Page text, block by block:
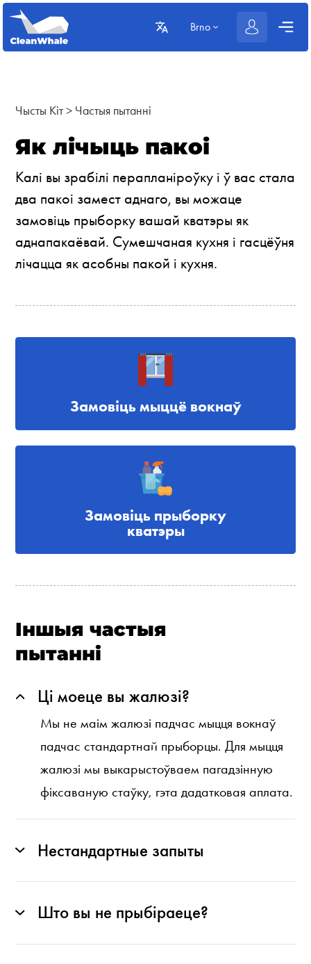
Brno
Чысты Кіт> Частыя пытанні
Як лічыць пакоі
Калі вы зрабілі перапланіроўку і ў вас стала
два пакоі замест аднаго, вы можаце
замовіць прыборку вашай кватэры як
аднапакаёвай. Сумешчаная кухня і гасцёўня
лічацца як асобны пакой і кухня.
Замовіць мыццё вокнаў
Замовіць прыборку
кватэры
Іншыя частыя
пытанні
Ці моеце вы жалюзі?
Мы не маім жалюзі падчас мыцця вокнаў
падчас стандартнай прыборцы. Для мыцця
жалюзі мы выкарыстоўваем пагадзінную
фіксаваную стаўку, гэта дадатковая аплата.
Нестандартные запыты
Што вы не прыбіраеце?